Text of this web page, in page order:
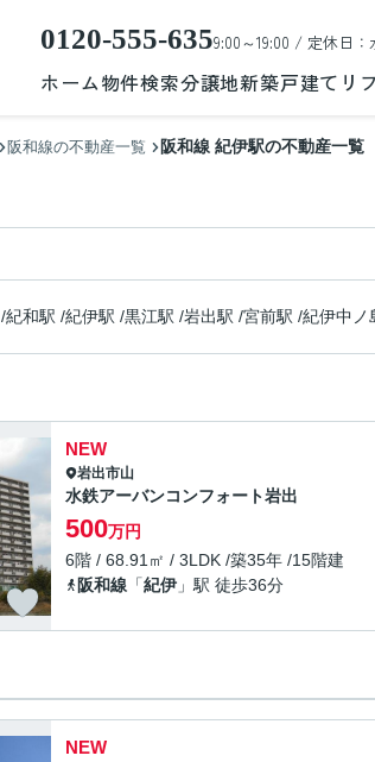
0120-555-6359:00～19:00 / 定休日：
ホーム物件検索分譲地新築戸建て リ
阪和線の不動産一覧 阪和線 紀伊駅の不動産一覧
/紀和駅 /紀伊駅 /黒江駅 /岩出駅 /宮前駅 /紀伊中ノ
NEW
岩出市山
水鉄アーバンコンフォート岩出
500万円
6階 / 68.91㎡ / 3LDK /築35年 /15階建
阪和線 「紀伊 」駅 徒歩36分
NEW